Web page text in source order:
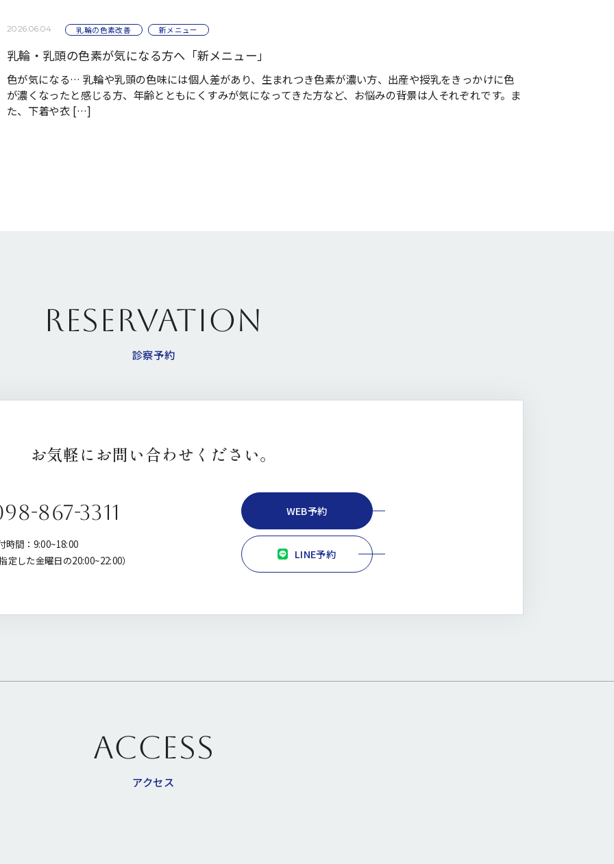
2026.06.04 乳輪の色素改善 新メニュー
乳輪・乳頭の色素が気になる方へ「新メニュー」
色が気になる… 乳輪や乳頭の色味には個人差があり、生まれつき色素が濃い方、出産や授乳をきっかけに色
が濃くなったと感じる方、年齢とともにくすみが気になってきた方など、お悩みの背景は人それぞれです。ま
た、下着や衣 […]
RESERVATION
診察予約
お気軽にお問い合わせください。
867-3311
時間：9:00~18:00
定した金曜日の20:00~22:00）
WEB予約
LINE予約
ACCESS
アクセス